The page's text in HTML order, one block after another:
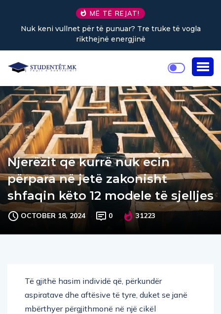
MË TË REJAT!
Nuk keni vullnet për të punuar? Tre truke të vogla
rikthejnë energjinë
Njerëzit që kurrë nuk ecin
përpara në jetë zakonisht
shfaqin këto 12 modele të sjelljes
OCTOBER 18, 2024 0 31223
Të gjithë hasim individë që, përkundër
aspiratave dhe aftësive të tyre, duket se janë
mbërthyer përgjithmonë në një cikël